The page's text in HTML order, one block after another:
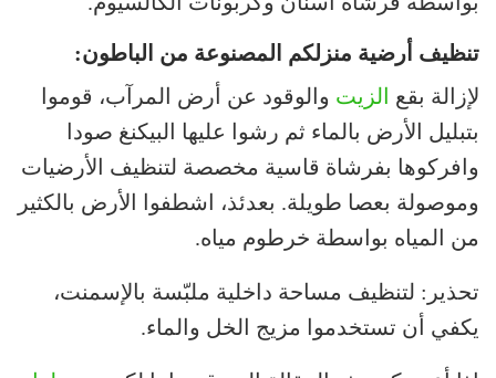
تنظيف أرضية منزلكم المصنوعة من الباطون:
لإزالة بقع الزيت والوقود عن أرض المرآب، قوموا
بتبليل الأرض بالماء ثم رشوا عليها البيكنغ صودا
وافركوها بفرشاة قاسية مخصصة لتنظيف الأرضيات
وموصولة بعصا طويلة. بعدئذ، اشطفوا الأرض بالكثير
من المياه بواسطة خرطوم مياه.
تحذير: لتنظيف مساحة داخلية ملبّسة بالإسمنت،
يكفي أن تستخدموا مزيج الخل والماء.